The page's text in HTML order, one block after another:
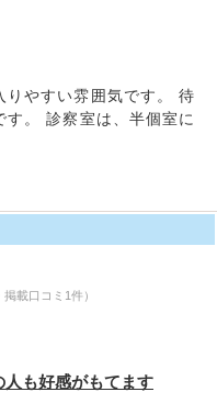
りやすい雰囲気です。 待
。 診察室は、半個室に
載口コミ1件）
も好感がもてます